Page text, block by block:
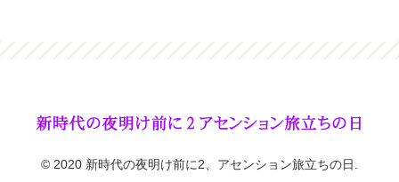
© 2020 新時代の夜明け前に2、アセンション旅立ちの日.